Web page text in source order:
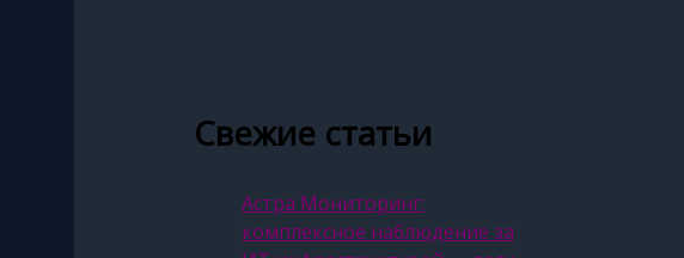
Свежие статьи
Астра Мониторинг:
комплексное наблюдение за